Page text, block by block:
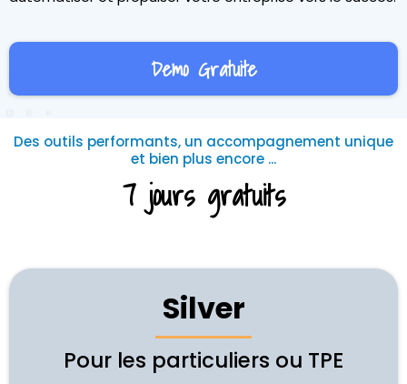
Demo Gratuite
Des outils performants, un accompagnement unique
et bien plus encore ...
7 jours gratuits
Silver
Pour les particuliers ou TPE